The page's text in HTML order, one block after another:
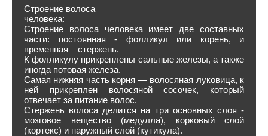
Строение волоса
человека:
Строение волоса человека имеет две составных
части: постоянная - фолликул или корень, и
временная – стержень.
К фолликулу прикреплены сальные железы, а также
иногда потовая железа.
Самая нижняя часть корня — волосяная луковица, к
ней прикреплен волосяной сосочек, который
отвечает за питание волос.
Стержень волоса делится на три основных слоя -
мозговое вещество (медулла), корковый слой
(кортекс) и наружный слой (кутикула).